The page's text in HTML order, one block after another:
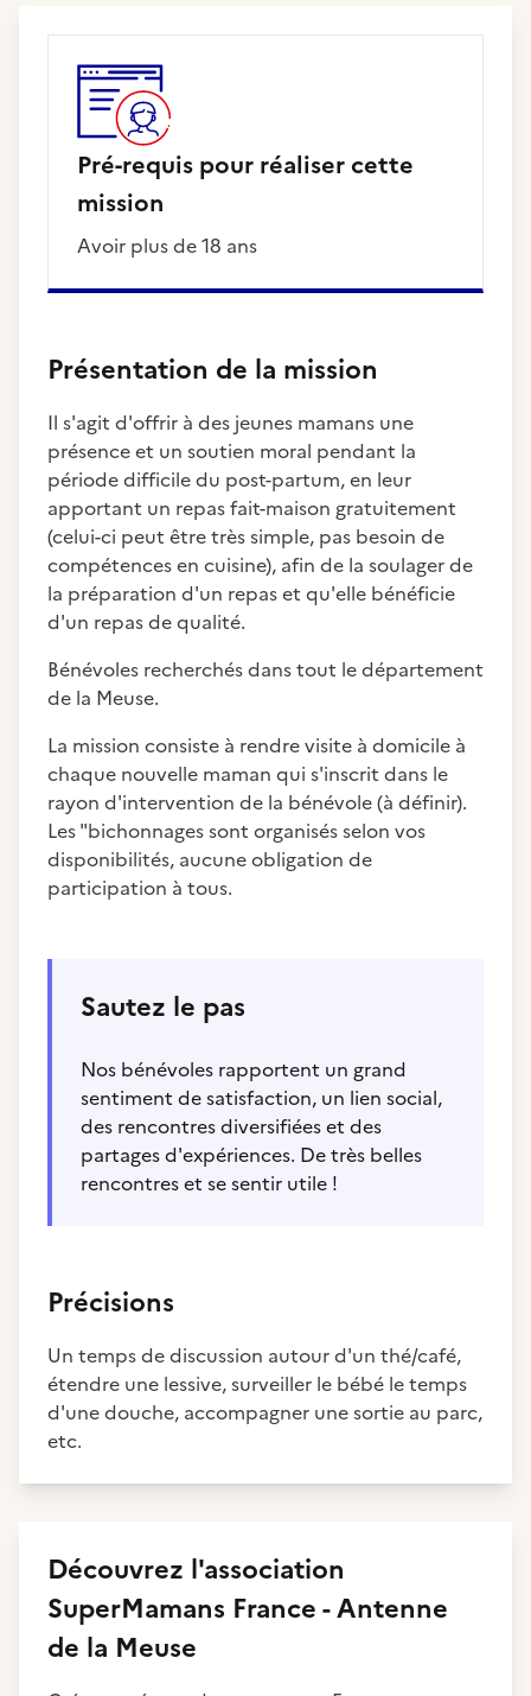
Pré-requis pour réaliser cette
mission
Avoir plus de 18 ans
Présentation de la mission
Il s'agit d'offrir à des jeunes mamans une
présence et un soutien moral pendant la
période difficile du post-partum, en leur
apportant un repas fait-maison gratuitement
(celui-ci peut être très simple, pas besoin de
compétences en cuisine), afin de la soulager de
la préparation d'un repas et qu'elle bénéficie
d'un repas de qualité.
Bénévoles recherchés dans tout le département
de la Meuse.
La mission consiste à rendre visite à domicile à
chaque nouvelle maman qui s'inscrit dans le
rayon d'intervention de la bénévole (à définir).
Les "bichonnages sont organisés selon vos
disponibilités, aucune obligation de
participation à tous.
Sautez le pas
Nos bénévoles rapportent un grand
sentiment de satisfaction, un lien social,
des rencontres diversifiées et des
partages d'expériences. De très belles
rencontres et se sentir utile !
Précisions
Un temps de discussion autour d'un thé/café,
étendre une lessive, surveiller le bébé le temps
d'une douche, accompagner une sortie au parc,
etc.
Découvrez l'association
SuperMamans France - Antenne
de la Meuse